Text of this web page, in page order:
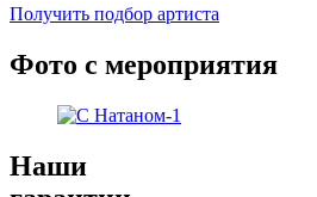
Получить подбор артиста
Фото с мероприятия
Наши